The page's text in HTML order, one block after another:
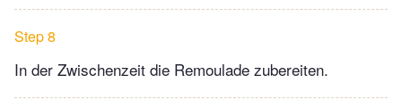
Step 8
In der Zwischenzeit die Remoulade zubereiten.